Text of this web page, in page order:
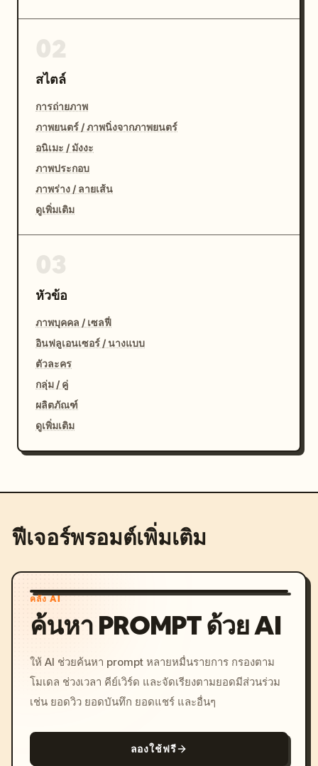
สไตล์
การถ่ายภาพ
ภาพยนตร์ / ภาพนิ่งจากภาพยนตร์
อนิเมะ / มังงะ
ภาพประกอบ
ภาพร่าง / ลายเส้น
ดูเพิ่มเติม
หัวข้อ
ภาพบุคคล / เซลฟี่
อินฟลูเอนเซอร์ / นางแบบ
ตัวละคร
กลุ่ม / คู่
ผลิตภัณฑ์
ดูเพิ่มเติม
ฟีเจอร์พรอมต์เพิ่มเติม
คลัง AI
ค้นหา PROMPT ด้วย AI
ให้ AI ช่วยค้นหา prompt หลายหมื่นรายการ กรองตาม
โมเดล ช่วงเวลา คีย์เวิร์ด และจัดเรียงตามยอดมีส่วนร่วม
เช่น ยอดวิว ยอดบันทึก ยอดแชร์ และอื่นๆ
ลองใช้ฟรี